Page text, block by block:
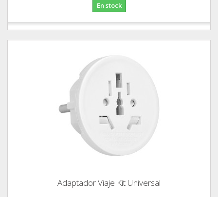
En stock
Adaptador Viaje Kit Universal